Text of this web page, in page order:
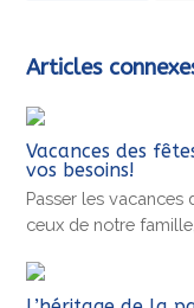
Articles
Vacances des
vos besoins!
Passer les vacances
ceux de notre